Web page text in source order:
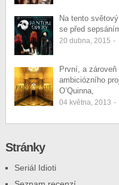
Na tento
se před
20 dubna, 2015 -
První, a
ambiciózního
O’Quinna,
04 května, 2013 -
Stránky
Seriál Idioti